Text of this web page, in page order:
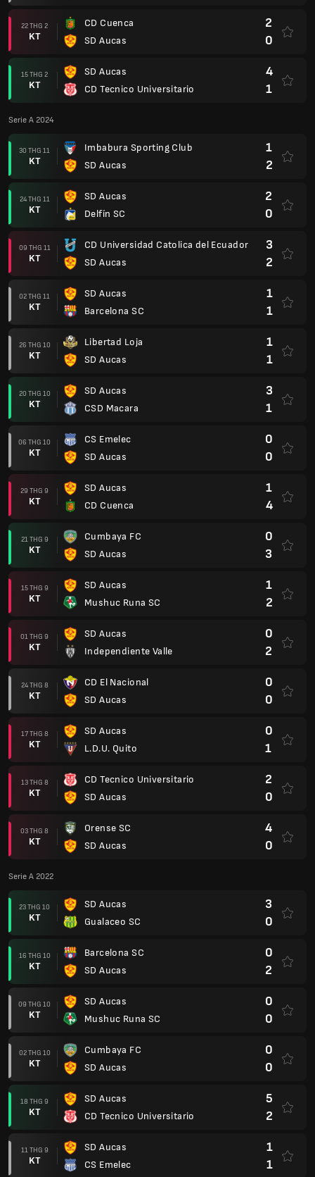
22 THG 2
KT
CD Cuenca
SD Aucas
2
0
15 THG 2
KT
SD Aucas
CD Tecnico Universitario
4
1
Serie A 2024
30 THG 11
KT
Imbabura Sporting Club
SD Aucas
1
2
24 THG 11
KT
SD Aucas
Delfín SC
2
0
09 THG 11
KT
CD Universidad Catolica del Ecuador
SD Aucas
3
2
02 THG 11
KT
SD Aucas
Barcelona SC
1
1
26 THG 10
KT
Libertad Loja
SD Aucas
1
1
20 THG 10
KT
SD Aucas
CSD Macara
3
1
06 THG 10
KT
CS Emelec
SD Aucas
0
0
29 THG 9
KT
SD Aucas
CD Cuenca
1
4
21 THG 9
KT
Cumbaya FC
SD Aucas
0
3
15 THG 9
KT
SD Aucas
Mushuc Runa SC
1
2
01 THG 9
KT
SD Aucas
Independiente Valle
0
2
24 THG 8
KT
CD El Nacional
SD Aucas
0
0
17 THG 8
KT
SD Aucas
L.D.U. Quito
0
1
13 THG 8
KT
CD Tecnico Universitario
SD Aucas
2
0
03 THG 8
KT
Orense SC
SD Aucas
4
0
Serie A 2022
23 THG 10
KT
SD Aucas
Gualaceo SC
3
0
16 THG 10
KT
Barcelona SC
SD Aucas
0
2
09 THG 10
KT
SD Aucas
Mushuc Runa SC
0
0
02 THG 10
KT
Cumbaya FC
SD Aucas
0
0
18 THG 9
KT
SD Aucas
CD Tecnico Universitario
5
2
11 THG 9
KT
SD Aucas
CS Emelec
1
1